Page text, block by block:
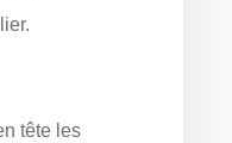
tête les